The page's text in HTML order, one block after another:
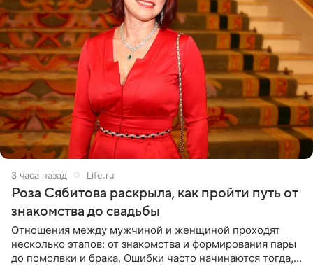
3 часа назад Life.ru
Роза Сябитова раскрыла, как пройти путь от
знакомства до свадьбы
Отношения между мужчиной и женщиной проходят
несколько этапов: от знакомства и формирования пары
до помолвки и брака. Ошибки часто начинаются тогда,